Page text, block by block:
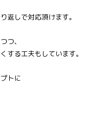
返しで対応頂けます。
つ、
する工夫もしています。
トに